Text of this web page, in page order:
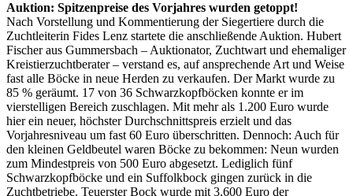
Auktion: Spitzenpreise des Vorjahres wurden getoppt!
Nach Vorstellung und Kommentierung der Siegertiere durch die
Zuchtleiterin Fides Lenz startete die anschließende Auktion. Hubert
Fischer aus Gummersbach – Auktionator, Zuchtwart und ehemaliger
Kreistierzuchtberater – verstand es, auf ansprechende Art und Weise
fast alle Böcke in neue Herden zu verkaufen. Der Markt wurde zu
85 % geräumt. 17 von 36 Schwarzkopfböcken konnte er im
vierstelligen Bereich zuschlagen. Mit mehr als 1.200 Euro wurde
hier ein neuer, höchster Durchschnittspreis erzielt und das
Vorjahresniveau um fast 60 Euro überschritten. Dennoch: Auch für
den kleinen Geldbeutel waren Böcke zu bekommen: Neun wurden
zum Mindestpreis von 500 Euro abgesetzt. Lediglich fünf
Schwarzkopfböcke und ein Suffolkbock gingen zurück in die
Zuchtbetriebe. Teuerster Bock wurde mit 3.600 Euro der